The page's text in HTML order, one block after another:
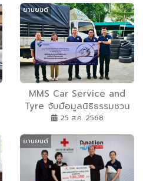
ยานยนต์
MMS Car Service and
Tyre จับมือมูลนิธิธรรมชวน
วิริยะ ร่วมปกป้องอธิปไตย
1000 เส้น ให้กองกำลัง
ป้องกันชายแดนไทย-กัมพูชา
25 ส.ค. 2568
ยานยนต์